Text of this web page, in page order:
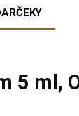
5 ml,